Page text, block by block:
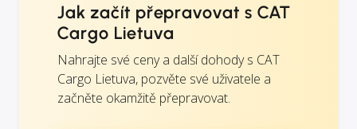
Jak začít přepravovat s CAT
Cargo Lietuva
Nahrajte své ceny a další dohody s CAT
Cargo Lietuva, pozvěte své uživatele a
začněte okamžitě přepravovat.